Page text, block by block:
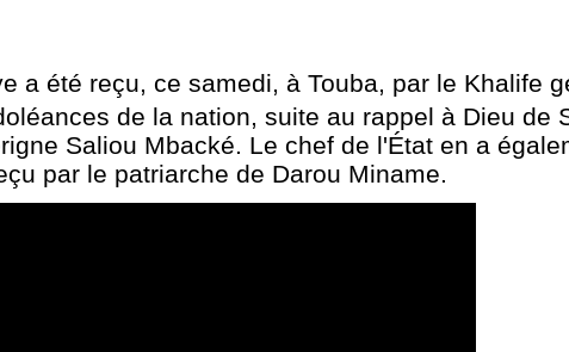
a été reçu, ce samedi, à Touba, par le Khalife
de la nation, suite au rappel à Dieu de
Saliou Mbacké. Le chef de l'État en a
par le patriarche de Darou Miname.